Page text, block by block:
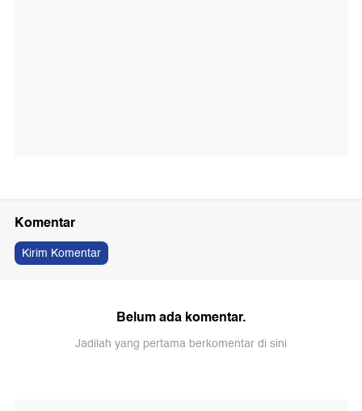
Komentar
Kirim Komentar
Belum ada komentar.
Jadilah yang pertama berkomentar di sini